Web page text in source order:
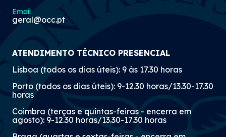
Email
geral@occ.pt
ATENDIMENTO TÉCNICO PRESENCIAL
Lisboa (todos os dias úteis): 9 às 17.30 horas
Porto (todos os dias úteis): 9-12.30 horas/13.30-17.30
horas
Coimbra (terças e quintas-feiras - encerra em
agosto): 9-12.30 horas/13.30-17.30 horas